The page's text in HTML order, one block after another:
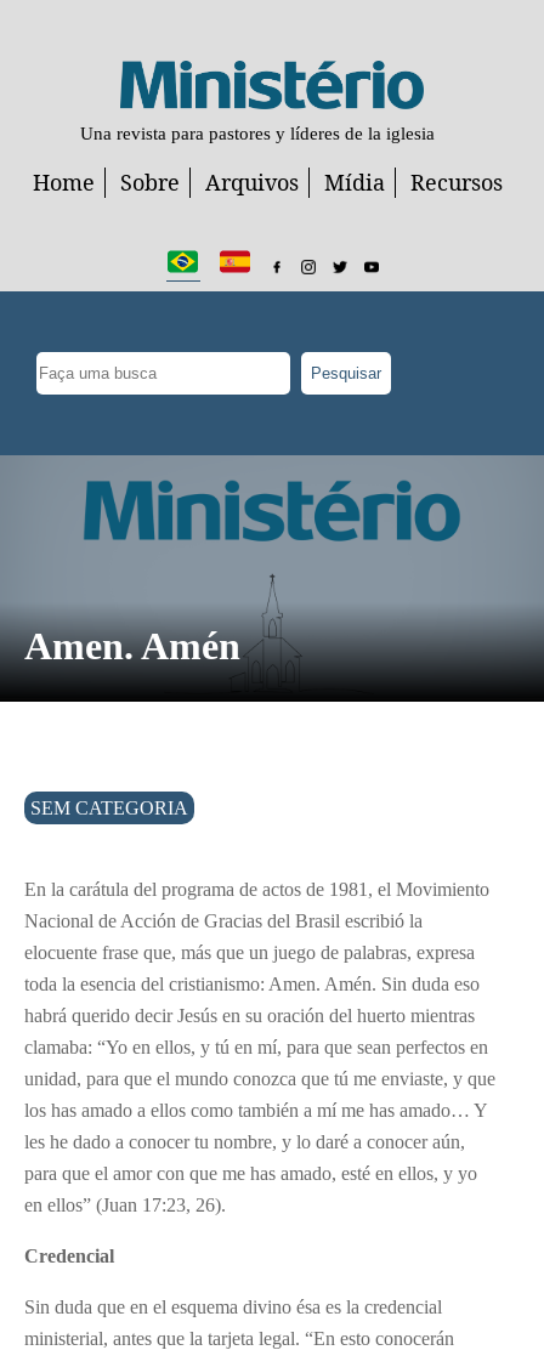
Una revista para pastores y líderes de la iglesia
Home Sobre Arquivos Mídia Recursos
Pesquisar
Amen. Amén
SEM CATEGORIA
En la carátula del programa de actos de 1981, el Movimiento
Nacional de Acción de Gracias del Brasil escribió la
elocuente frase que, más que un juego de palabras, expresa
toda la esencia del cristianismo: Amen. Amén. Sin duda eso
habrá querido decir Jesús en su oración del huerto mientras
clamaba: “Yo en ellos, y tú en mí, para que sean perfectos en
unidad, para que el mundo conozca que tú me enviaste, y que
los has amado a ellos como también a mí me has amado… Y
les he dado a conocer tu nombre, y lo daré a conocer aún,
para que el amor con que me has amado, esté en ellos, y yo
en ellos” (Juan 17:23, 26).
Credencial
Sin duda que en el esquema divino ésa es la credencial
ministerial, antes que la tarjeta legal. “En esto conocerán